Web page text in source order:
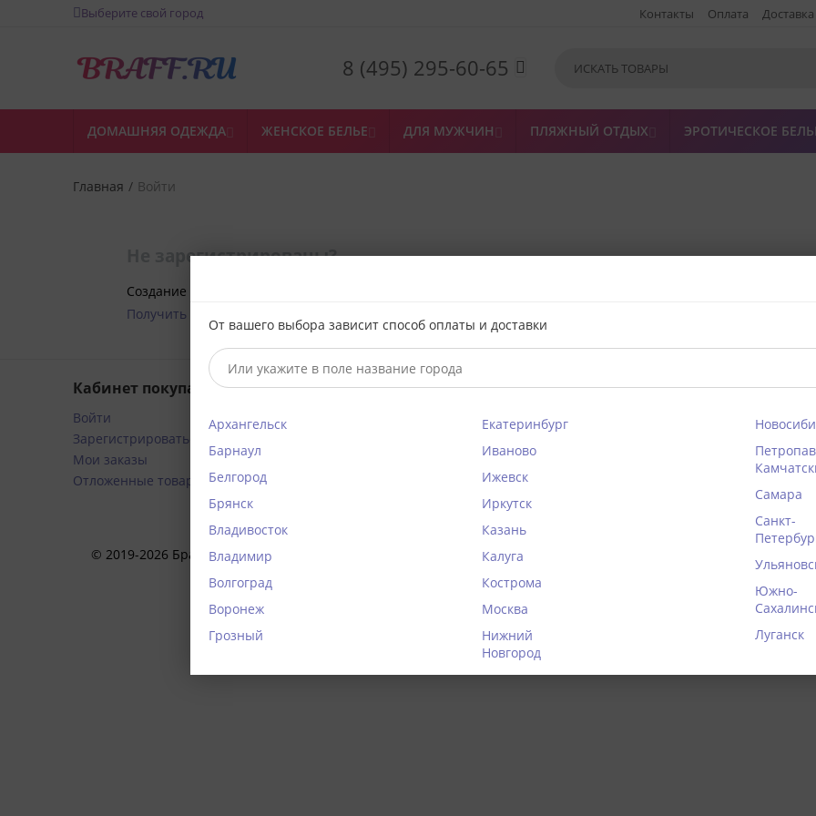
Выберите свой город Контакты Оплата Доставка
8 (495) 295-60-65 
ДОМАШНЯЯ ОДЕЖДА ЖЕНСКОЕ БЕЛЬЕ ДЛЯ МУЖЧИН ПЛЯЖНЫЙ ОТДЫХ ЭРОТИЧЕСКОЕ
Главная / Войти
Не зарегистрированы?
Создание учетной записи займет не больше минуты.
Получить 250 бонусов за регистрацию
Кабинет покупателя
Войти
Зарегистрироваться
Мои заказы
Отложенные товары
Оформление заказа Магазин
Отзывы покупателей
© 2019-2026 Брафф.ру интернет-магазин нижнего белья, купальников и домашней одежды. Все права защищены.
От вашего выбора зависит способ оплаты и доставки
Архангельск
Барнаул
Белгород
Брянск
Владивосток
Владимир
Волгоград
Воронеж
Грозный
Екатеринбург
Иваново
Ижевск
Иркутск
Казань
Калуга
Кострома
Москва
Нижний
Новгород
Самара
Санкт-
Южно-
Луганск